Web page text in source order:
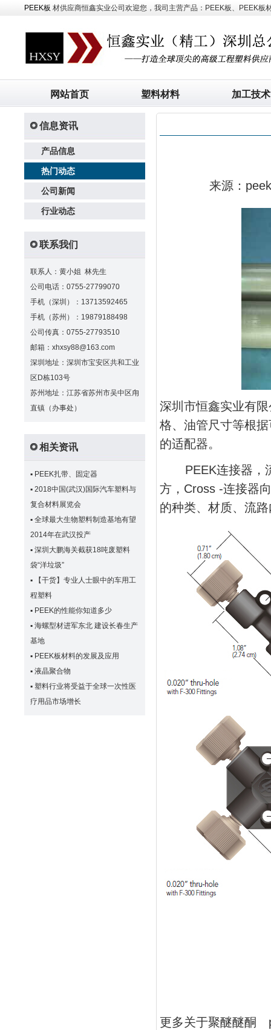
PEEK板 材供应商恒鑫实业公司欢迎您，我司主营产品：PEEK板、PEEK板
网站首页 塑料材料 加工技术
信息资讯
产品信息
热门动态
公司新闻
行业动态
联系我们
联系人：黄小姐 林先生
公司电话：0755-27799070
手机（深圳）：13713592465
手机（苏州）：19879188498
公司传真：0755-27793510
邮箱：xhxsy88@163.com
深圳地址：深圳市宝安区共和工业
区D栋103号
苏州地址：江苏省苏州市吴中区甪
直镇（办事处）
相关资讯
▪ PEEK扎带、固定器
▪ 2018中国(武汉)国际汽车塑料与
复合材料展览会
▪ 全球最大生物塑料制造基地有望
2014年在武汉投产
▪ 深圳大鹏海关截获18吨废塑料
袋“洋垃圾”
▪
【干货】专业人士眼中的车用工
程塑料
▪ PEEK的性能你知道多少
▪ 海螺型材进军东北 建设长春生产
基地
▪ PEEK板材料的发展及应用
▪ 液晶聚合物
▪ 塑料行业将受益于全球一次性医
疗用品市场增长
来源：
深圳市恒鑫实业有
格、油管尺寸等根
的适配器。
PEEK连接器
方，Cross -连接器
的种类、材质、流
更多关于聚醚醚酮